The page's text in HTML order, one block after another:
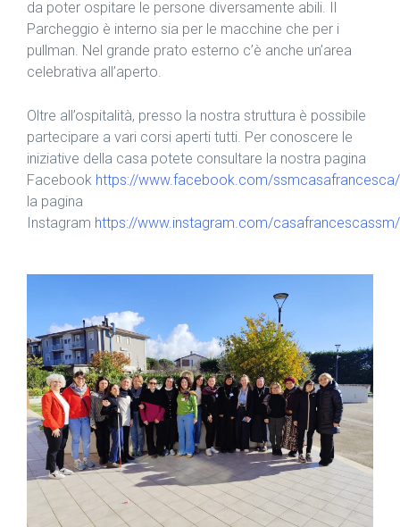
da poter ospitare le persone diversamente abili. Il
Parcheggio è interno sia per le macchine che per i
pullman. Nel grande prato esterno c’è anche un’area
celebrativa all’aperto.
Oltre all’ospitalità, presso la nostra struttura è possibile
partecipare a vari corsi aperti tutti. Per conoscere le
iniziative della casa potete consultare la nostra pagina
Facebook https://www.facebook.com/ssmcasafrancesca/
la pagina
Instagram https://www.instagram.com/casafrancescassm/